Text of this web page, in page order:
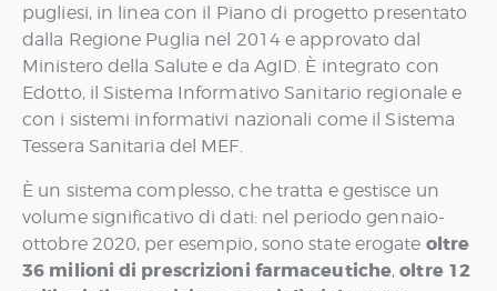
pugliesi, in linea con il Piano di progetto presentato
dalla Regione Puglia nel 2014 e approvato dal
Ministero della Salute e da AgID. È integrato con
Edotto, il Sistema Informativo Sanitario regionale e
con i sistemi informativi nazionali come il Sistema
Tessera Sanitaria del MEF.
È un sistema complesso, che tratta e gestisce un
volume significativo di dati: nel periodo gennaio-
ottobre 2020, per esempio, sono state erogate oltre
36 milioni di prescrizioni farmaceutiche,oltre 12